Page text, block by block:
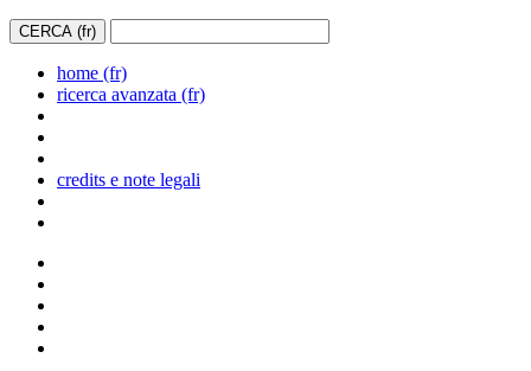
home (fr)
ricerca avanzata (fr)
credits e note legali